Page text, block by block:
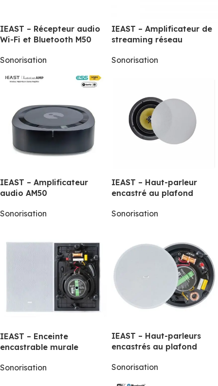
IEAST – Récepteur audio
Wi-Fi et Bluetooth M50
Sonorisation
IEAST – Amplificateur de
streaming réseau
Sonorisation
IEAST – Amplificateur
audio AM50
Sonorisation
IEAST – Haut-parleur
encastré au plafond
Sonorisation
IEAST – Enceinte
encastrable murale
Sonorisation
IEAST – Haut-parleurs
encastrés au plafond
Sonorisation